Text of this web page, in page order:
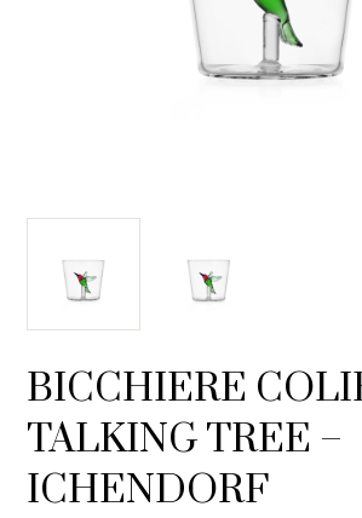
BICCHIERE
TALKING TREE –
ICHENDORF